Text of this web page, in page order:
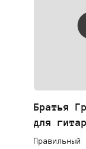
Братья
для